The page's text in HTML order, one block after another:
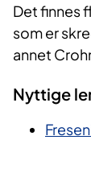
Det finnes
som er
annet
Nyttige